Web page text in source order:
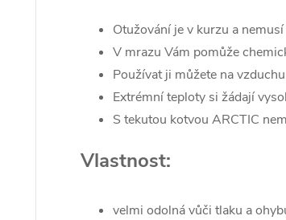
Otužování je v kurzu a
V mrazu Vám pomůže
Používat ji můžete na
Extrémní teploty si žádají
S tekutou kotvou ARCTIC
Vlastnost:
velmi odolná vůči tlaku a